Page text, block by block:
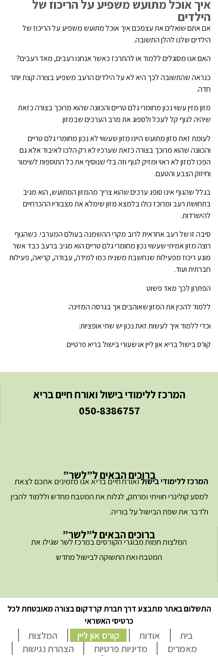
איך אוכל מתועש משפיע על הריכוז של
הילדים
אם אתם שואלים את עצמכם איך אוכל מתועש משפיע על הריכוז של
הילדים שלנו להלן התשובה.
האם אנו מסוגלים ללמוד או להתרכז כאשר אנחנו רעבים, מאד רעבים?
כנראה שהתשובה לכך היא לא על הילדים הרעב משפיע בצורה קצת יותר
חדה.
מזון מזין עשוי נכון מחומרי גלם טריים והכוונה שהוא מרוכך בצורה כזאת
שיהיה לגוף קל לעכל ולספוג את מרב הערכים שבמזון.
לעומת זאת מזון מתועש היינו מזון שעשוי לא נכון מחומרי גלם טריים
והכוונה שהוא מרוכך בצורה כזאת שערכיו לא רק הלכו לאיבוד אלא גם
הפכו למזון לא ראוי ומזיק לגוף וזה בלי שנוסיף את כל התוספות לשימור
וחיזוק הצבע והטעם.
בגלל שהגוף אינו סופג ערכים שהוא צריך מהמזון המתועש, הוא מגיב
בתחושת רעב ומרוכז כולו בלמצא מזון שימלא את מצבוריו ההכרחיים
להישרדות.
סיבה זו של רעב אחראית לרוב מקרי ההשמנה בעולם המערבי. כשהגוף
רוצה מזון אמיתי שעשוי נכון מחומרי גלם טריים הוא מגיב ברעב כבד אשר
מונע ריכוז מפעילות שנחשבת משנית כמו למידה, עבודה, קריאה, פעילות
חברתית ועוד.
הפתרון לכך מאד פשוט
ללמוד להכין את המזון שאוהבים אך בגרסה המזינה.
וכדי ללמוד איך לעשות זאת נכון יש שתי אופציות:
קורס בישול בריא און ליין או שעורי בישול בריא פרטיים
המרכז ללימודי בישול ואורח חיים בריא
050-8386757
ברוכים הבאים ל”לשר”המרכז ללימודי בישולואורח חיים בריא אנו מזמינים אתכם לצאת
למסע קולינרי חוויתי ומרתק, לגלות את המטבח מחדש וללמוד להבין
ולדבר את שפת הבישול על בוריה.
ברוכים הבאים ל”לשר”
המלצות חמות מבוגרי הקורסים במרכז לשר שגילו את
המטבח ואת התשוקה לבישול מחדש
התשלום באתר מתבצע דרך חברת קרדקום בצורה מאובטחת לכל
כרטיסי האשראי
בית אודות קורס און ליין
המלצות
מאמרים
מדיניות פרטיות
הצהרת נגישות